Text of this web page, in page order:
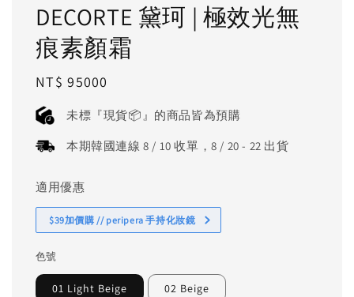
DECORTE 黛珂 | 極效光無
痕素顏霜
Regular
price
NT$ 95000
未標『現貨📦』的商品皆為預購
本期韓國連線 8 / 10 收單，8 / 20 - 22 出貨
適用優惠
$39加價購 // peripera 手持化妝鏡
色號
01 Light Beige 02 Beige